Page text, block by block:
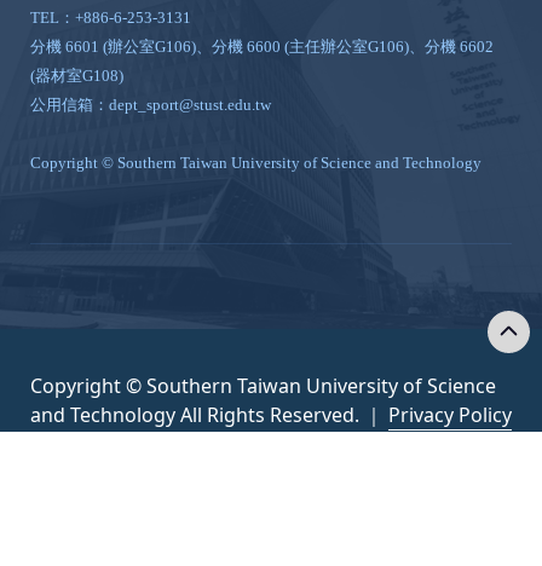
TEL：+886-6-253-3131
分機 6601 (辦公室G106)、分機 6600 (主任辦公室G106)、分機 6602
(器材室G108)
公用信箱：dept_sport@stust.edu.tw
Copyright © Southern Taiwan University of Science and Technology
Copyright © Southern Taiwan University of Science
and Technology All Rights Reserved. ｜ Privacy Policy